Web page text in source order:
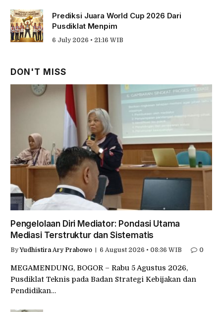
Prediksi Juara World Cup 2026 Dari
Pusdiklat Menpim
6 July 2026 • 21:16 WIB
DON'T MISS
Pengelolaan Diri Mediator: Pondasi Utama
Mediasi Terstruktur dan Sistematis
By Yudhistira Ary Prabowo 6 August 2026 • 08:36 WIB 0
MEGAMENDUNG, BOGOR – Rabu 5 Agustus 2026,
Pusdiklat Teknis pada Badan Strategi Kebijakan dan
Pendidikan…